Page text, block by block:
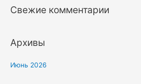
Свежие комментарии
Архивы
Июнь 2026